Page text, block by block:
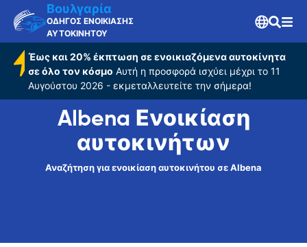
Βουλγαρία
ΟΔΗΓΟΣ ΕΝΟΙΚΙΑΣΗΣ
ΑΥΤΟΚΙΝΗΤΟΥ
Έως και 20% έκπτωση σε ενοικιαζόμενα αυτοκίνητα
σε όλο τον κόσμο Αυτή η προσφορά ισχύει μέχρι το 11
Αυγούστου 2026 - εκμεταλλευτείτε την σήμερα!
Albena Ενοικίαση
αυτοκινήτων
Αναζήτηση για ενοικίαση αυτοκινήτου σε Albena